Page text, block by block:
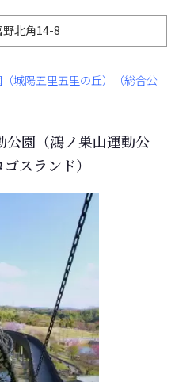
野北角14-8
城陽五里五里の丘）（総合公
公園（鴻ノ巣山運動公
スランド）